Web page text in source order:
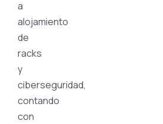
a
alojamiento
de
racks
y
ciberseguridad,
contando
con